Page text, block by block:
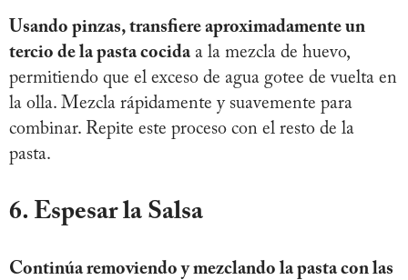
Usando pinzas, transfiere aproximadamente un
tercio de la pasta cocidaa la mezcla de huevo,
permitiendo que el exceso de agua gotee de vuelta en
la olla. Mezcla rápidamente y suavemente para
combinar. Repite este proceso con el resto de la
pasta.
6. Espesar la Salsa
Continúa removiendo y mezclando la pasta con las